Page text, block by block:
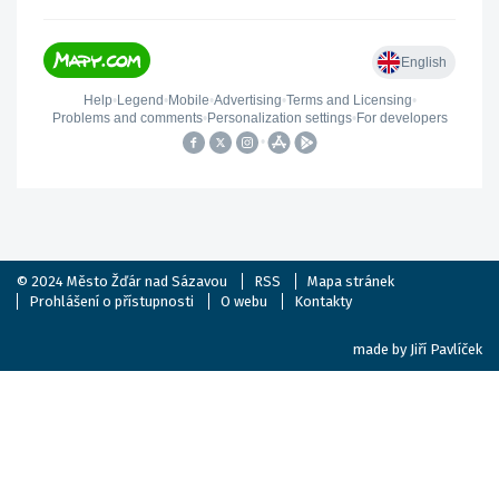
© 2024 Město Žďár nad Sázavou RSS
Mapa stránek
Prohlášení o přístupnosti
O webu Kontakty
made by Jiří Pavlíček